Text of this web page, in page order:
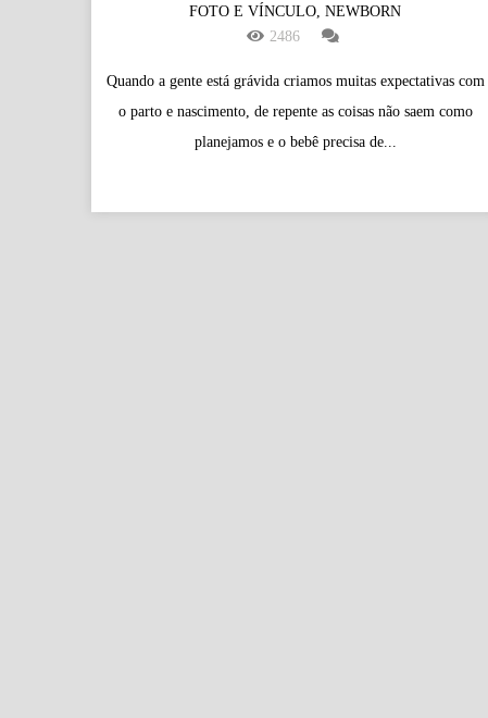
FOTO E VÍNCULO, NEWBORN
2486
Quando a gente está grávida criamos muitas expectativas com
o parto e nascimento, de repente as coisas não saem como
planejamos e o bebê precisa de...